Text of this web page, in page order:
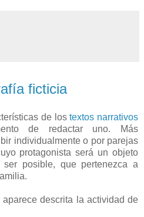
ficticia
de lostextos narrativos
de redactar uno. Más
individualmente o por parejas
protagonista será un objeto
posible, que pertenezca a
descrita la actividad de